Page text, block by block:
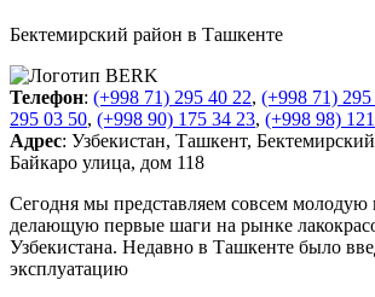
Бектемирский район в Ташкенте
Телефон: (+998 71) 295 40 22, (+998 71)
295 03 50, (+998 90) 175 34 23, (+998 98)
Адрес: Узбекистан, Ташкент,
Байкаро улица, дом 118
Сегодня мы представляем совсем
делающую первые шаги на рынке
Узбекистана. Недавно в Ташкенте было
эксплуатацию